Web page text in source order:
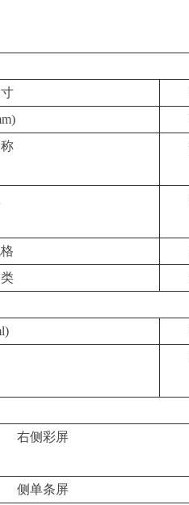
右侧彩屏
侧单条屏